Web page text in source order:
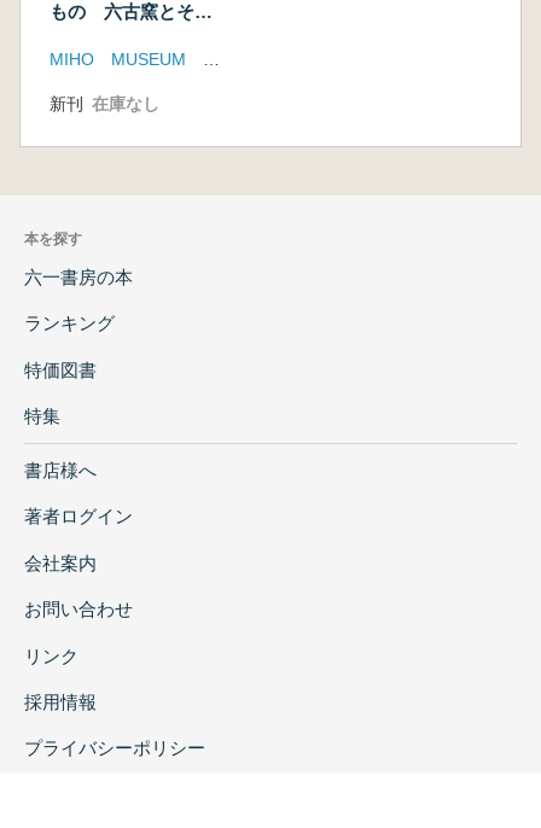
もの 六古窯とその
新刊 在庫なし
本を探す
六一書房の本
ランキング
特価図書
特集
書店様へ
著者ログイン
会社案内
お問い合わせ
リンク
採用情報
プライバシーポリシー